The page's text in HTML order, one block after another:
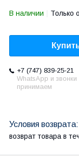
В наличии Только
+7 (747) 839-25-21
WhatsApp и звонки
принимаем
возврат товара в